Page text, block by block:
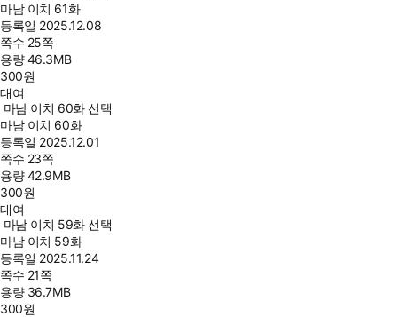
마남 이치 61화
등록일 2025.12.08
쪽수 25쪽
용량46.3MB
300원
대여
마남 이치 60화 선택
마남 이치 60화
등록일 2025.12.01
쪽수 23쪽
용량42.9MB
300원
대여
마남 이치 59화 선택
마남 이치 59화
등록일 2025.11.24
쪽수 21쪽
용량 36.7MB
300원